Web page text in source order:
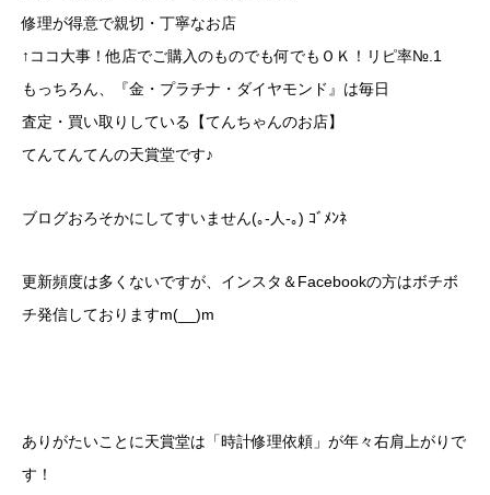
修理が得意で親切・丁寧なお店
↑ココ大事！他店でご購入のものでも何でもＯＫ！リピ率№.1
もっちろん、『金・プラチナ・ダイヤモンド』は毎日
査定・買い取りしている【てんちゃんのお店】
てんてんてんの天賞堂です♪
ブログおろそかにしてすいません(｡-人-｡) ｺﾞﾒﾝﾈ
更新頻度は多くないですが、インスタ＆Facebookの方はボチボ
チ発信しておりますm(__)m
ありがたいことに天賞堂は「時計修理依頼」が年々右肩上がりで
す！